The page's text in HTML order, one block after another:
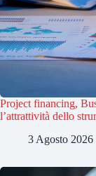
Project financing,
l’attrattività dello
3 Agosto 2026